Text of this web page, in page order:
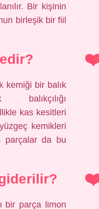
Bir kişinin
birleşik bir fiil
kemiği bir balık
kas kesitleri
kemikleri
parçalar da bu
giderilir?
bir parça limon